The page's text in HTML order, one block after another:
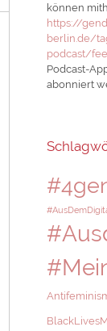
können
https://
berlin.de/
podcast/
Podcast-
abonniert